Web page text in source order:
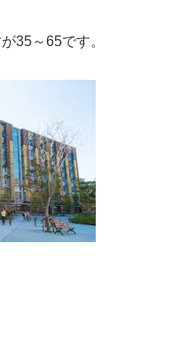
35～65です。